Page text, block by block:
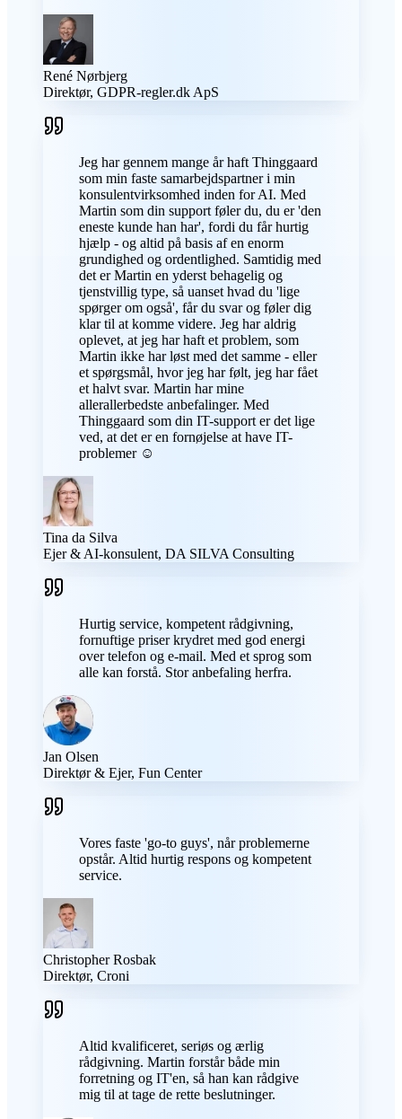
René Nørbjerg
Direktør, GDPR-regler.dk ApS
Jeg har gennem mange år haft Thinggaard
som min faste samarbejdspartner i min
konsulentvirksomhed inden for AI. Med
Martin som din support føler du, du er 'den
eneste kunde han har', fordi du får hurtig
hjælp - og altid på basis af en enorm
grundighed og ordentlighed. Samtidig med
det er Martin en yderst behagelig og
tjenstvillig type, så uanset hvad du 'lige
spørger om også', får du svar og føler dig
klar til at komme videre. Jeg har aldrig
oplevet, at jeg har haft et problem, som
Martin ikke har løst med det samme - eller
et spørgsmål, hvor jeg har følt, jeg har fået
et halvt svar. Martin har mine
allerallerbedste anbefalinger. Med
Thinggaard som din IT-support er det lige
ved, at det er en fornøjelse at have IT-
problemer ☺️
Tina da Silva
Ejer & AI-konsulent, DA SILVA Consulting
Hurtig service, kompetent rådgivning,
fornuftige priser krydret med god energi
over telefon og e-mail. Med et sprog som
alle kan forstå. Stor anbefaling herfra.
Jan Olsen
Direktør & Ejer, Fun Center
Vores faste 'go-to guys', når problemerne
opstår. Altid hurtig respons og kompetent
service.
Christopher Rosbak
Direktør, Croni
Altid kvalificeret, seriøs og ærlig
rådgivning. Martin forstår både min
forretning og IT'en, så han kan rådgive
mig til at tage de rette beslutninger.